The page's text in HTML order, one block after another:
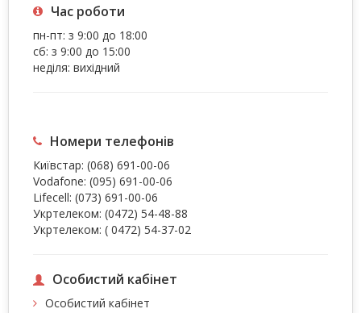
Час роботи
пн-пт: з 9:00 до 18:00
сб: з 9:00 до 15:00
неділя: вихідний
Номери телефонів
Київстар: (068) 691-00-06
Vodafone: (095) 691-00-06
Lifecell: (073) 691-00-06
Укртелеком: (0472) 54-48-88
Укртелеком: ( 0472) 54-37-02
Особистий кабінет
Особистий кабінет